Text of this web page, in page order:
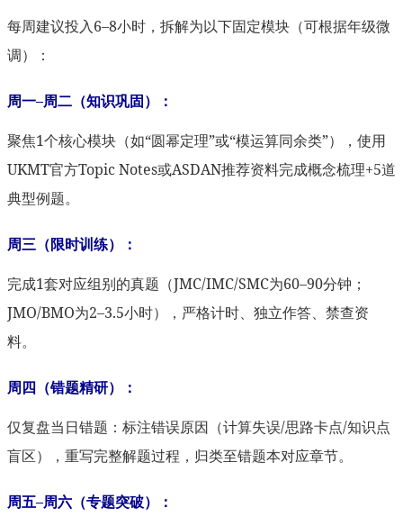
每周建议投入6–8小时，拆解为以下固定模块（可根据年级微
调）：
周一–周二（知识巩固）：
聚焦1个核心模块（如“圆幂定理”或“模运算同余类”），使用
UKMT官方Topic Notes或ASDAN推荐资料完成概念梳理+5道
典型例题。
周三（限时训练）：
完成1套对应组别的真题（JMC/IMC/SMC为60–90分钟；
JMO/BMO为2–3.5小时），严格计时、独立作答、禁查资
料。
周四（错题精研）：
仅复盘当日错题：标注错误原因（计算失误/思路卡点/知识点
盲区），重写完整解题过程，归类至错题本对应章节。
周五–周六（专题突破）：